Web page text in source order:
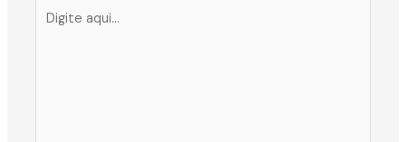
aqui...